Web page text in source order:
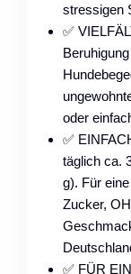
stressigen
✅
oder
✅
täglich ca.
g). Für
Zucker,
✅ FÜR